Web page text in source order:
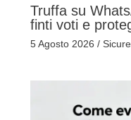
Truffa su
finti voti e
5 Agosto 2026 /